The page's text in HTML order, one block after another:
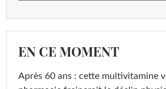
EN CE MOMENT
Après 60 ans : cette multivitamine